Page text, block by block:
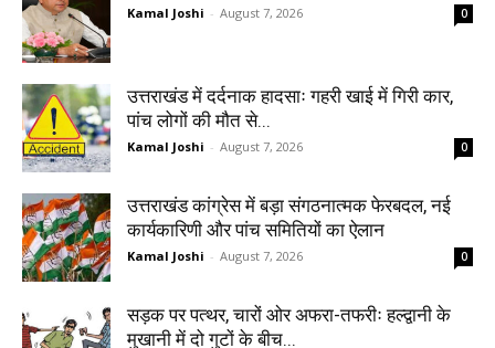
Kamal Joshi - August 7, 2026 0
उत्तराखंड में दर्दनाक हादसाः गहरी खाई में गिरी कार,
पांच लोगों की मौत से...
Kamal Joshi - August 7, 2026 0
उत्तराखंड कांग्रेस में बड़ा संगठनात्मक फेरबदल, नई
कार्यकारिणी और पांच समितियों का ऐलान
Kamal Joshi - August 7, 2026 0
सड़क पर पत्थर, चारों ओर अफरा-तफरीः हल्द्वानी के
मुखानी में दो गुटों के बीच...